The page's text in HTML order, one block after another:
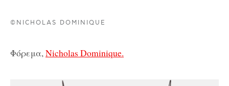
©NICHOLAS DOMINIQUE
Φόρεμα,Nicholas Dominique.